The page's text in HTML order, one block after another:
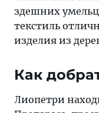
здешних
текстиль
изделия из
Как
Лиопетри